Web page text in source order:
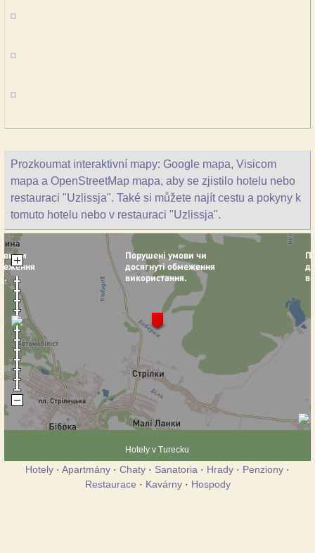
Prozkoumat interaktivní mapy: Google mapa, Visicom
mapa a OpenStreetMap mapa, aby se zjistilo hotelu nebo
restauraci "Uzlissja". Také si můžete najít cestu a pokyny k
tomuto hotelu nebo v restauraci "Uzlissja".
Hotely v Turecku
Hotely · Apartmány · Chaty · Sanatoria · Hrady · Penziony ·
Restaurace · Kavárny· Hospody